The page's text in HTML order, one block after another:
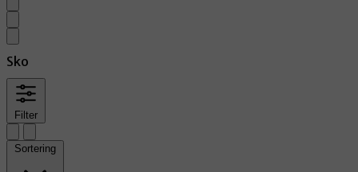
Sko
Filter
Sortering